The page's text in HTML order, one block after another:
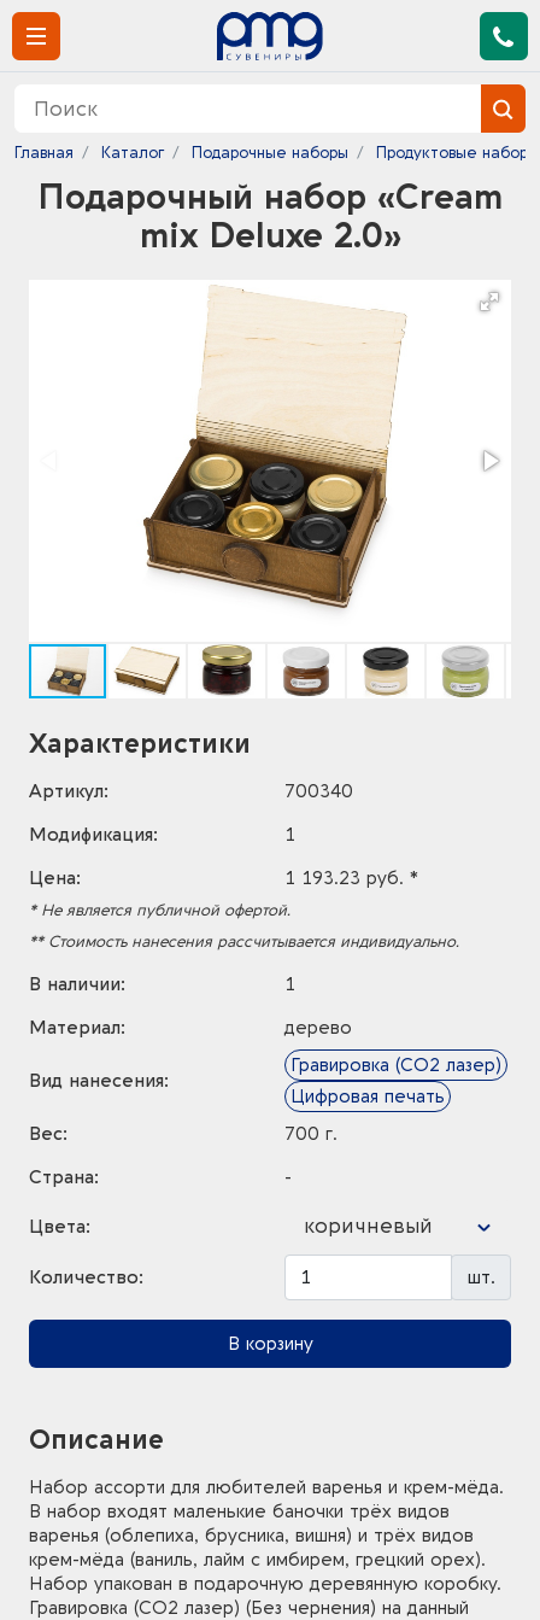
Главная Каталог Подарочные наборы Продуктовые наборы
Подарочный набор «Cream
mix Deluxe 2.0»
Характеристики
Артикул:
700340
Модификация:
1
Цена:
1 193.23 руб. *
* Не является публичной офертой.
** Стоимость нанесения рассчитывается индивидуально.
В наличии:
1
Материал:
дерево
Вид нанесения:
Гравировка (CO2 лазер)
Цифровая печать
Вес:
700 г.
Страна:
-
Цвета: коричневый
Количество: шт.
В корзину
Описание
Набор ассорти для любителей варенья и крем-мёда.
В набор входят маленькие баночки трёх видов
варенья (облепиха, брусника, вишня) и трёх видов
крем-мёда (ваниль, лайм с имбирем, грецкий орех).
Набор упакован в подарочную деревянную коробку.
Гравировка (CO2 лазер) (Без чернения) на данный